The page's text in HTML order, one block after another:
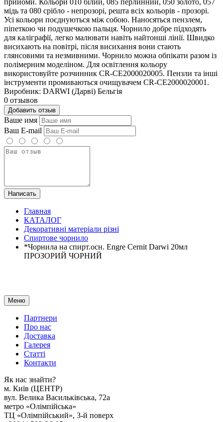
мідь та 080 срібло - непрозорі, решта всіх кольорів - прозорі.
Усі кольори поєднуються між собою. Наносяться пензлем,
піпеткою чи подушечкою пальця. Чорнило добре підходять
для каліграфії, легко малювати навіть найтонші лінії. Швидко
висихають на повітрі, після висихання вони стають
глянсовими та незмивними. Чорнило можна обпікати разом із
полімерним моделіном. Для освітлення кольору
використовуйте розчинник CR-CE2000020005. Пензли та інші
інструменти промиваються очищувачем CR-CE2000020001.
Виробник: DARWI (Дарві) Бельгія
0 отзывов
Добавить отзыв
Ваше имя
Ваш E-mail
Написать
Главная
КАТАЛОГ
Декоративні матеріали різні
Спиртове чорнило
*Чорнила на спирт.осн. Engre Cernit Darwi 20мл
ПРОЗОРИЙ ЧОРНИЙ
Меню
Партнери
Про нас
Доставка
Галерея
Статтi
Контакти
Як наc знайти?
м. Киïв (ЦЕНТР)
вул. Велика Васильківська, 72а
метро «Олімпійська»
ТЦ «Олімпійський», 3-й поверх